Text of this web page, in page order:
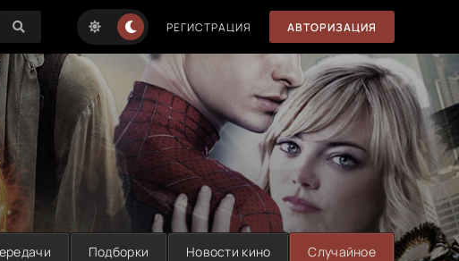
РЕГИСТРАЦИЯ АВТОРИЗАЦИЯ
Подборки Новости кино Случайное